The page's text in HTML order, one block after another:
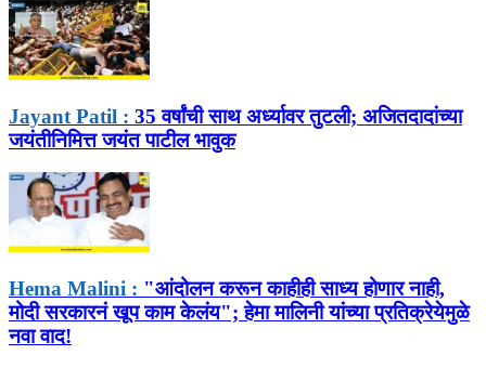
Jayant Patil : 35 वर्षांची साथ अर्ध्यावर तुटली; अजितदादांच्या
जयंतीनिमित्त जयंत पाटील भावुक
Hema Malini : "आंदोलन करून काहीही साध्य होणार नाही,
मोदी सरकारनं खूप काम केलंय"; हेमा मालिनी यांच्या प्रतिक्रेयेमुळे
नवा वाद!